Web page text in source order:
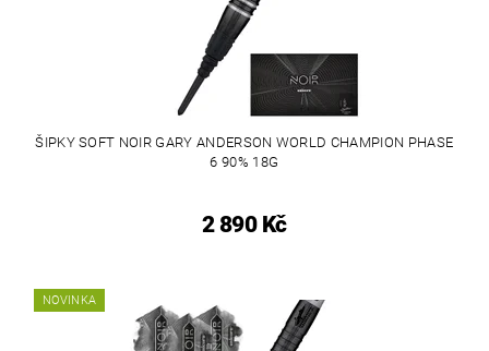
ŠIPKY SOFT NOIR GARY ANDERSON WORLD CHAMPION PHASE
6 90% 18G
2 890 Kč
NOVINKA